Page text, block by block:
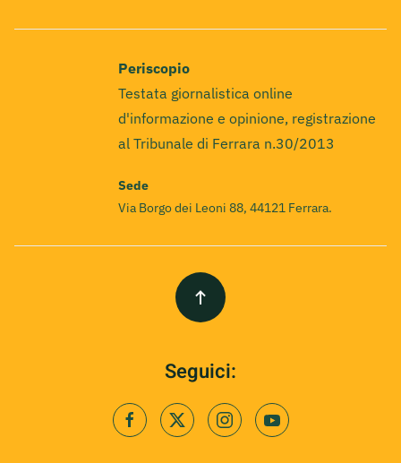
Periscopio
Testata giornalistica online
d'informazione e opinione, registrazione
al Tribunale di Ferrara n.30/2013
Sede
Via Borgo dei Leoni 88, 44121 Ferrara.
Seguici: